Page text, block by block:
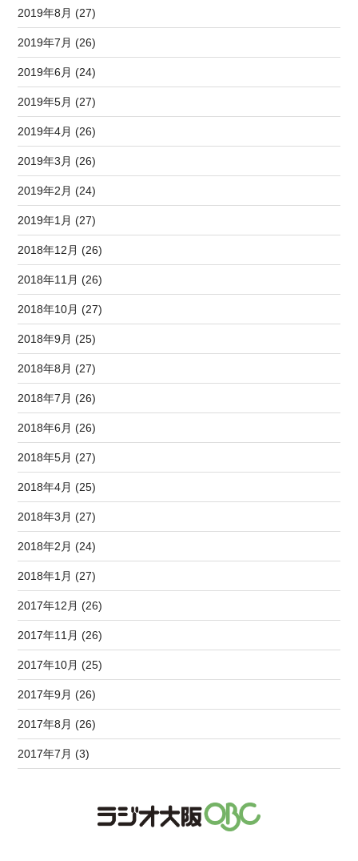
2019年8月 (27)
2019年7月 (26)
2019年6月 (24)
2019年5月 (27)
2019年4月 (26)
2019年3月 (26)
2019年2月 (24)
2019年1月 (27)
2018年12月 (26)
2018年11月 (26)
2018年10月 (27)
2018年9月 (25)
2018年8月 (27)
2018年7月 (26)
2018年6月 (26)
2018年5月 (27)
2018年4月 (25)
2018年3月 (27)
2018年2月 (24)
2018年1月 (27)
2017年12月 (26)
2017年11月 (26)
2017年10月 (25)
2017年9月 (26)
2017年8月 (26)
2017年7月 (3)